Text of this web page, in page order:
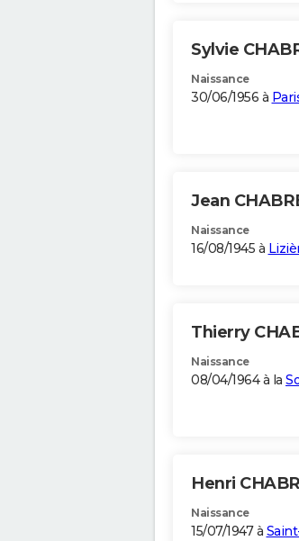
Sylvie
Naissance
30/06/1956 à
Jean
Naissance
16/08/1945 à
Thierry
Naissance
08/04/1964 à la
Henri
Naissance
15/07/1947 à